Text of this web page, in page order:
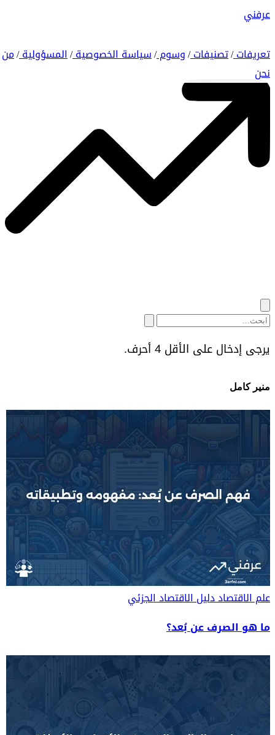
عرفني
تعريفات/ تصنيفات/ وسوم/ سياسة الخصوصية/ المسؤولية/ من
نحن
يرجى إدخال على الأقل 4 أحرف.
منير كامل
علم الاقتصاددليل الاقتصاد الجزئي
ما هو الصرف عن بُعد؟